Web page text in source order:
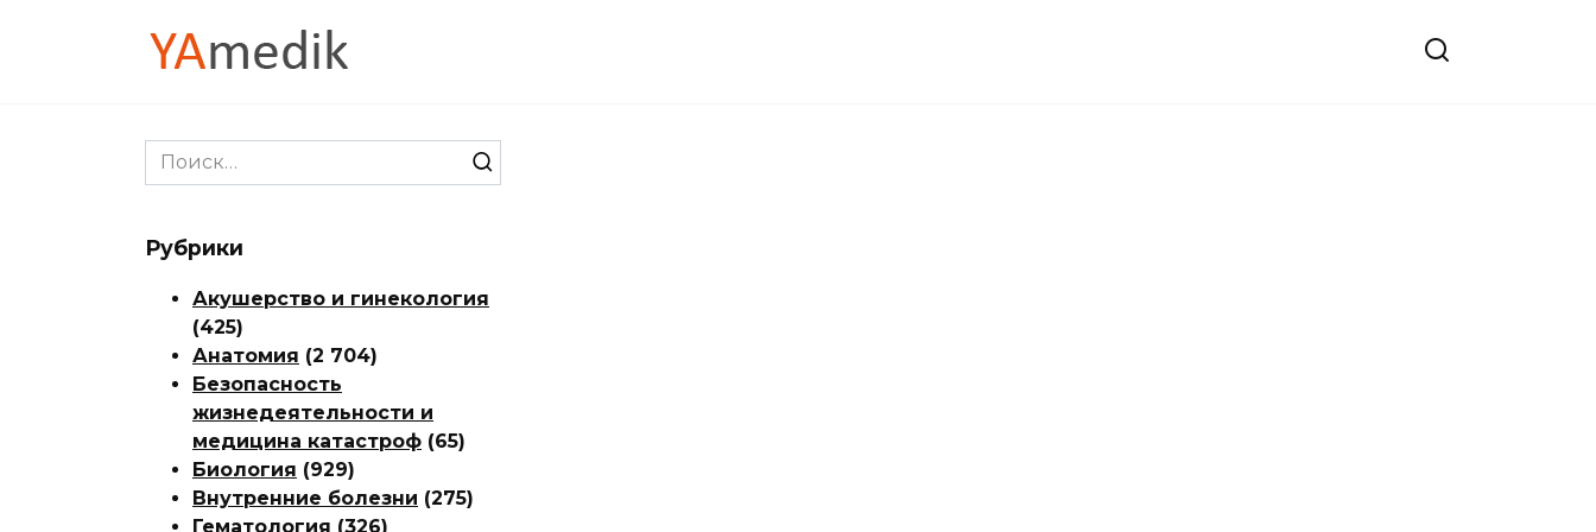
Search
for:
Рубрики
Акушерство и гинекология
(425)
Анатомия (2 704)
Безопасность
жизнедеятельности и
медицина катастроф (65)
Биология (929)
Внутренние болезни (275)
Гематология (326)